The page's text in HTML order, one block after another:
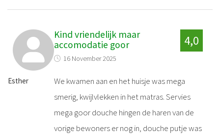
Esther
Kind vriendelijk maar
accomodatie goor
16 November 2025
4,0
We kwamen aan en het huisje was mega
smerig, kwijlvlekken in het matras. Servies
mega goor douche hingen de haren van de
vorige bewoners er nog in, douche putje was